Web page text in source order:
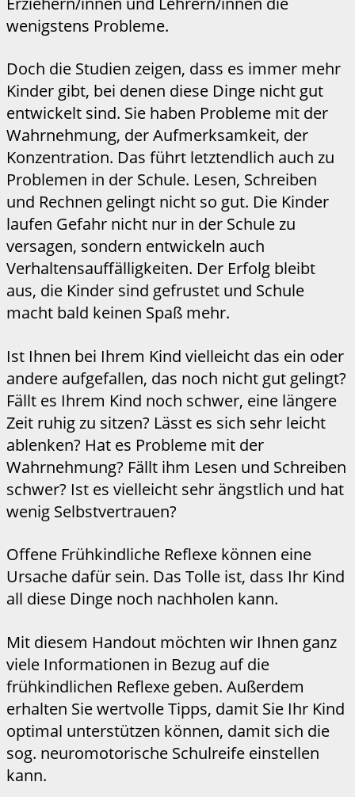
wenigstens Probleme.
Doch die Studien zeigen, dass es immer mehr
Kinder gibt, bei denen diese Dinge nicht gut
entwickelt sind. Sie haben Probleme mit der
Wahrnehmung, der Aufmerksamkeit, der
Konzentration. Das führt letztendlich auch zu
Problemen in der Schule. Lesen, Schreiben
und Rechnen gelingt nicht so gut. Die Kinder
laufen Gefahr nicht nur in der Schule zu
versagen, sondern entwickeln auch
Verhaltensauffälligkeiten. Der Erfolg bleibt
aus, die Kinder sind gefrustet und Schule
macht bald keinen Spaß mehr.
Ist Ihnen bei Ihrem Kind vielleicht das ein oder
andere aufgefallen, das noch nicht gut gelingt?
Fällt es Ihrem Kind noch schwer, eine längere
Zeit ruhig zu sitzen? Lässt es sich sehr leicht
ablenken? Hat es Probleme mit der
Wahrnehmung? Fällt ihm Lesen und Schreiben
schwer? Ist es vielleicht sehr ängstlich und hat
wenig Selbstvertrauen?
Offene Frühkindliche Reflexe können eine
Ursache dafür sein. Das Tolle ist, dass Ihr Kind
all diese Dinge noch nachholen kann.
Mit diesem Handout möchten wir Ihnen ganz
viele Informationen in Bezug auf die
frühkindlichen Reflexe geben. Außerdem
erhalten Sie wertvolle Tipps, damit Sie Ihr Kind
optimal unterstützen können, damit sich die
sog. neuromotorische Schulreife einstellen
kann.